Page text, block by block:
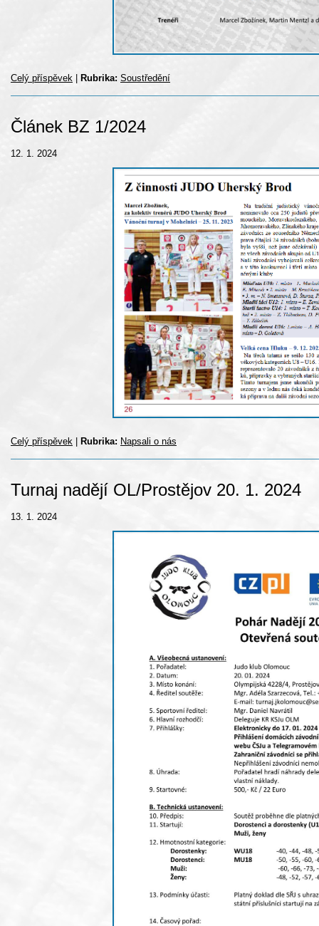
Celý příspěvek | Rubrika: Soustředění
Článek BZ 1/2024
12. 1. 2024
Celý příspěvek Rubrika: Napsali o nás
Turnaj nadějí OL/Prostějov 20. 1. 2024
13. 1. 2024